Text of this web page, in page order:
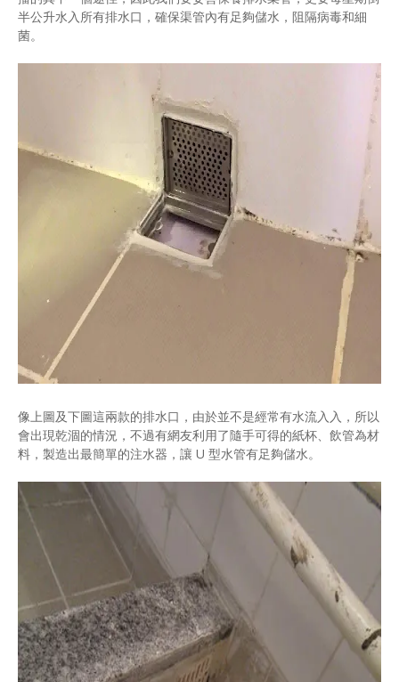
半公升水入所有排水口，確保渠管內有足夠儲水，阻隔病毒和細
菌。
像上圖及下圖這兩款的排水口，由於並不是經常有水流入入，所以
會出現乾涸的情況，不過有網友利用了隨手可得的紙杯、飲管為材
料，製造出最簡單的注水器，讓 U 型水管有足夠儲水。